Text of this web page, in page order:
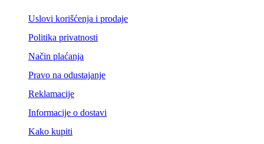
Uslovi korišćenja i prodaje
Politika privatnosti
Način plaćanja
Pravo na odustajanje
Reklamacije
Informacije o dostavi
Kako kupiti